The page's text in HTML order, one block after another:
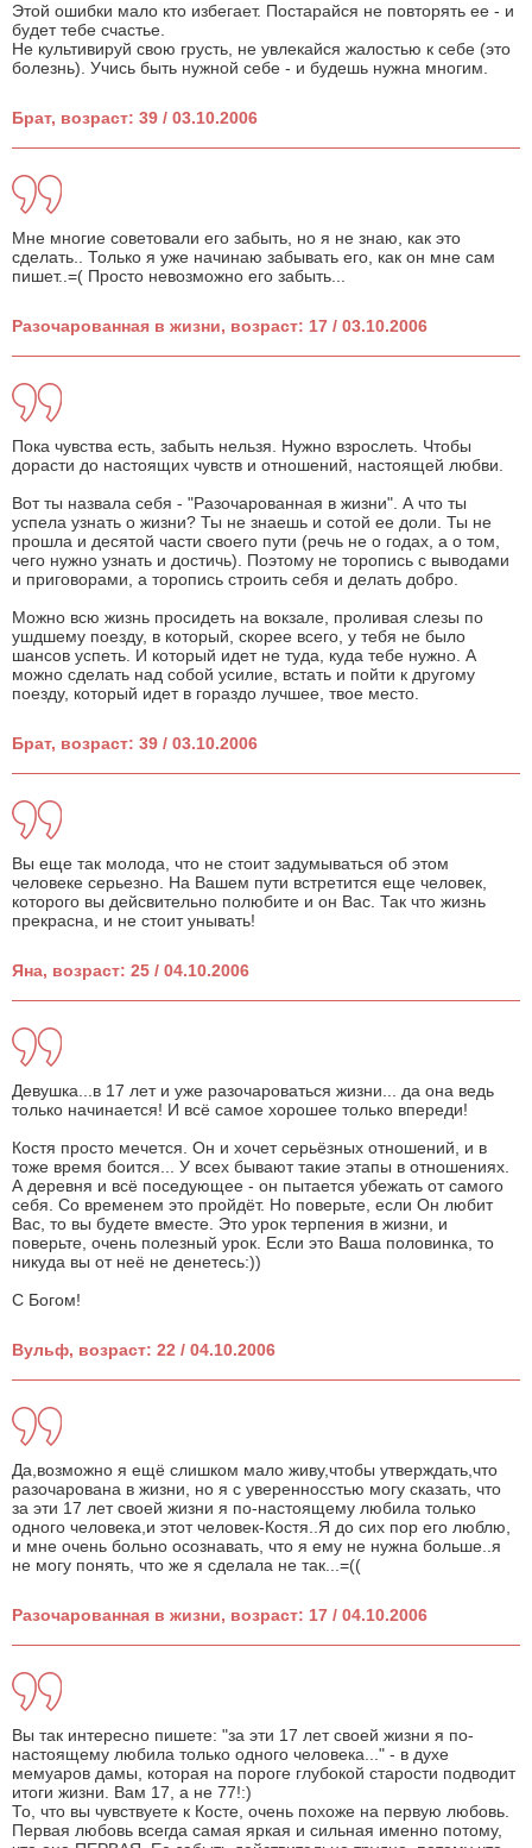
Этой ошибки мало кто избегает. Постарайся не повторять ее - и
будет тебе счастье.
Не культивируй свою грусть, не увлекайся жалостью к себе (это
болезнь). Учись быть нужной себе - и будешь нужна многим.
Брат, возраст: 39 / 03.10.2006
Мне многие советовали его забыть, но я не знаю, как это
сделать.. Только я уже начинаю забывать его, как он мне сам
пишет..=( Просто невозможно его забыть...
Разочарованная в жизни, возраст: 17 / 03.10.2006
Пока чувства есть, забыть нельзя. Нужно взрослеть. Чтобы
дорасти до настоящих чувств и отношений, настоящей любви.
Вот ты назвала себя - "Разочарованная в жизни". А что ты
успела узнать о жизни? Ты не знаешь и сотой ее доли. Ты не
прошла и десятой части своего пути (речь не о годах, а о том,
чего нужно узнать и достичь). Поэтому не торопись с выводами
и приговорами, а торопись строить себя и делать добро.
Можно всю жизнь просидеть на вокзале, проливая слезы по
ушдшему поезду, в который, скорее всего, у тебя не было
шансов успеть. И который идет не туда, куда тебе нужно. А
можно сделать над собой усилие, встать и пойти к другому
поезду, который идет в гораздо лучшее, твое место.
Брат, возраст: 39 / 03.10.2006
Вы еще так молода, что не стоит задумываться об этом
человеке серьезно. На Вашем пути встретится еще человек,
которого вы дейсвительно полюбите и он Вас. Так что жизнь
прекрасна, и не стоит унывать!
Яна, возраст: 25 / 04.10.2006
Девушка...в 17 лет и уже разочароваться жизни... да она ведь
только начинается! И всё самое хорошее только впереди!
Костя просто мечется. Он и хочет серьёзных отношений, и в
тоже время боится... У всех бывают такие этапы в отношениях.
А деревня и всё поседующее - он пытается убежать от самого
себя. Со временем это пройдёт. Но поверьте, если Он любит
Вас, то вы будете вместе. Это урок терпения в жизни, и
поверьте, очень полезный урок. Если это Ваша половинка, то
никуда вы от неё не денетесь:))
С Богом!
Вульф, возраст: 22 / 04.10.2006
Да,возможно я ещё слишком мало живу,чтобы утверждать,что
разочарована в жизни, но я с уверенносстью могу сказать, что
за эти 17 лет своей жизни я по-настоящему любила только
одного человека,и этот человек-Костя..Я до сих пор его люблю,
и мне очень больно осознавать, что я ему не нужна больше..я
не могу понять, что же я сделала не так...=((
Разочарованная в жизни, возраст: 17 / 04.10.2006
Вы так интересно пишете: "за эти 17 лет своей жизни я по-
настоящему любила только одного человека..." - в духе
мемуаров дамы, которая на пороге глубокой старости подводит
итоги жизни. Вам 17, а не 77!:)
То, что вы чувствуете к Косте, очень похоже на первую любовь.
Первая любовь всегда самая яркая и сильная именно потому,